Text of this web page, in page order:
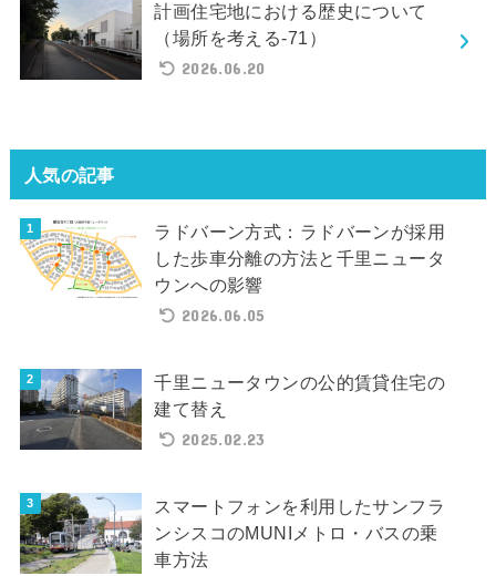
計画住宅地における歴史について
（場所を考える-71）
2026.06.20
人気の記事
ラドバーン方式：ラドバーンが採用
した歩車分離の方法と千里ニュータ
ウンへの影響
2026.06.05
千里ニュータウンの公的賃貸住宅の
建て替え
2025.02.23
スマートフォンを利用したサンフラ
ンシスコのMUNIメトロ・バスの乗
車方法